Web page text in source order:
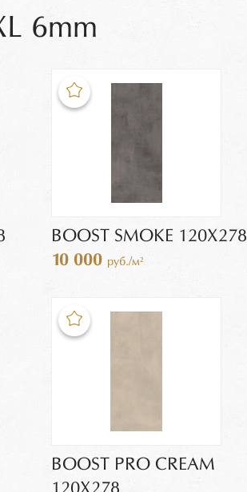
6mm
BOOST SMOKE 120X278
10 000 руб./м²
BOOST PRO CREAM